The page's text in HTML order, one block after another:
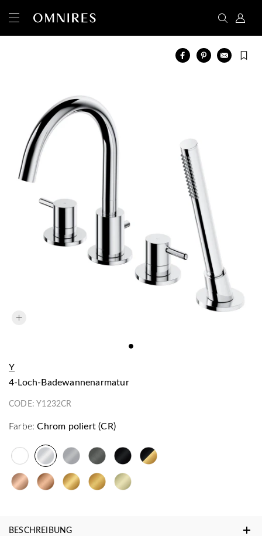
Y
4-Loch-Badewannenarmatur
CODE:Y1232CR
Farbe: Chrom poliert (CR)
BESCHREIBUNG